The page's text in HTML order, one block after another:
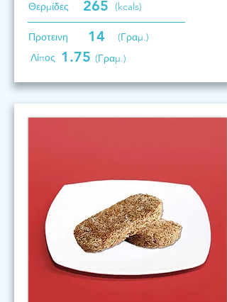
Θερμίδες
265 (kcals)
Προτεινη 14
(Γραμ.)
Λίπος 1.75 (Γραμ.)